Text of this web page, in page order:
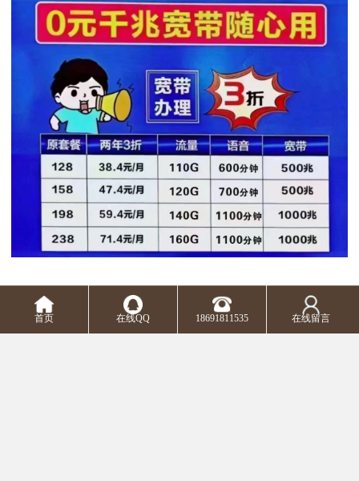
m.d18691811535.b2b168.com
首页 在线QQ 18691811535 在线留言